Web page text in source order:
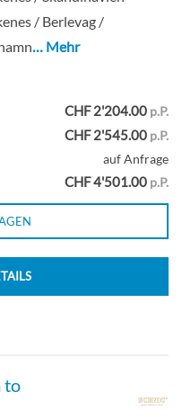
/ Berlevag /
… Mehr
CHF 2'204.00 p.P.
CHF 2'545.00 p.P.
auf Anfrage
CHF 4'501.00 p.P.
to